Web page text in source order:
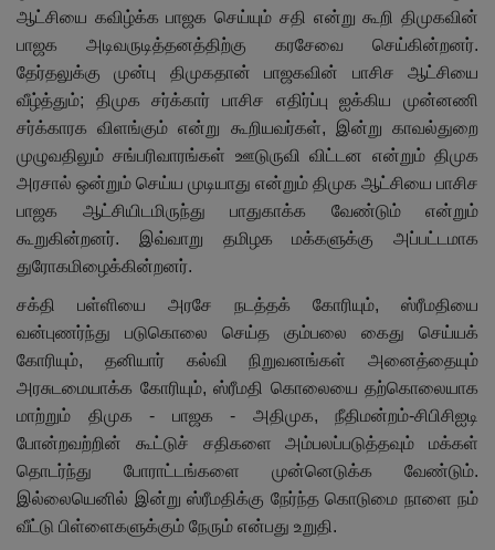
ஆட்சியை கவிழ்க்க பாஜக செய்யும் சதி என்று கூறி திமுகவின்
பாஜக அடிவருடித்தனத்திற்கு கரசேவை செய்கின்றனர்.
தேர்தலுக்கு முன்பு திமுகதான் பாஜகவின் பாசிச ஆட்சியை
வீழ்த்தும்; திமுக சர்க்கார் பாசிச எதிர்ப்பு ஐக்கிய முன்னணி
சர்க்காரக விளங்கும் என்று கூறியவர்கள், இன்று காவல்துறை
முழுவதிலும் சங்பரிவாரங்கள் ஊடுருவி விட்டன என்றும் திமுக
அரசால் ஒன்றும் செய்ய முடியாது என்றும் திமுக ஆட்சியை பாசிச
பாஜக ஆட்சியிடமிருந்து பாதுகாக்க வேண்டும் என்றும்
கூறுகின்றனர். இவ்வாறு தமிழக மக்களுக்கு அப்பட்டமாக
துரோகமிழைக்கின்றனர்.
சக்தி பள்ளியை அரசே நடத்தக் கோரியும், ஸ்ரீமதியை
வன்புணர்ந்து படுகொலை செய்த கும்பலை கைது செய்யக்
கோரியும், தனியார் கல்வி நிறுவனங்கள் அனைத்தையும்
அரசுடமையாக்க கோரியும், ஸ்ரீமதி கொலையை தற்கொலையாக
மாற்றும் திமுக - பாஜக - அதிமுக, நீதிமன்றம்-சிபிசிஐடி
போன்றவற்றின் கூட்டுச் சதிகளை அம்பலப்படுத்தவும் மக்கள்
தொடர்ந்து போராட்டங்களை முன்னெடுக்க வேண்டும்.
இல்லையெனில் இன்று ஸ்ரீமதிக்கு நேர்ந்த கொடுமை நாளை நம்
வீட்டு பிள்ளைகளுக்கும் நேரும் என்பது உறுதி.